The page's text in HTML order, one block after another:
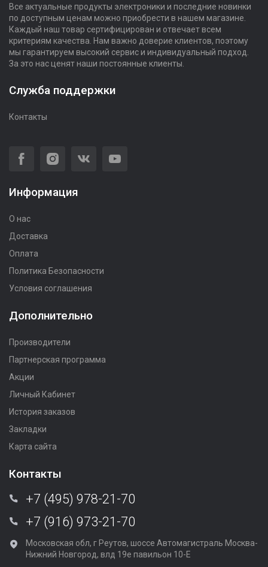
Все актуальные продукты электроники и последние новинки
по доступным ценам можно приобрести в нашем магазине.
Каждый наш товар сертифицирован и отвечает всем
критериям качества. Нам важно доверие клиентов, поэтому
мы гарантируем высокий сервис и индивидуальный подход.
За это нас ценят наши постоянные клиенты.
Служба поддержки
Контакты
Информация
О нас
Доставка
Оплата
Политика Безопасности
Условия соглашения
Дополнительно
Производители
Партнерская программа
Акции
Личный Кабинет
История заказов
Закладки
Карта сайта
Контакты
+7 (495) 978-21-70
+7 (916) 973-21-70
Московская обл, г Реутов, шоссе Автомагистраль Москва-
Нижний Новгород, влд 19е павильон 10-Е